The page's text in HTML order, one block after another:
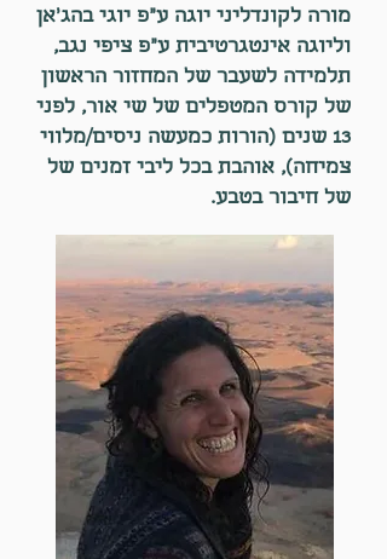
מורה לקונדליני יוגה ע"פ יוגי בהג'אן
וליוגה אינטגרטיבית ע"פ ציפי נגב,
תלמידה לשעבר של המחזור הראשון
של קורס המטפלים של שי אור, לפני
13 שנים (הורות כמעשה ניסים/מלווי
צמיחה), אוהבת בכל ליבי זמנים של
של חיבור בטבע.